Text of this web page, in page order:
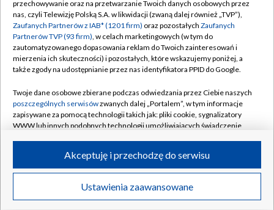
Abonament TVP
Emisja w TVP
Centrum informacji TVP
Naziemna Telewizja Cyfrowa
Rada Programowa
System NOS
Informacje o nadawcy
Program dla prasy
Ogłoszenie przetargowe
Regulamin TVP
Polityka prywatności
Moje zgody
Pomoc
Kontakt
Kanały
©2026 Telewizja Polska S.A. w likwidacji
przechowywanie oraz na przetwarzanie Twoich danych osobowych przez
nas, czyli Telewizję Polską S.A. w likwidacji (zwaną dalej również „TVP”),
Zaufanych Partnerów z IAB* (1201 firm) oraz pozostałych Zaufanych
Partnerów TVP (93 firm), w celach marketingowych (w tym do
zautomatyzowanego dopasowania reklam do Twoich zainteresowań i
mierzenia ich skuteczności) i pozostałych, które wskazujemy poniżej, a
także zgody na udostępnianie przez nas identyfikatora PPID do Google.
Twoje dane osobowe zbierane podczas odwiedzania przez Ciebie naszych
poszczególnych serwisówzwanych dalej „Portalem”, w tym informacje
zapisywane za pomocą technologii takich jak: pliki cookie, sygnalizatory
WWW lub innych podobnych technologii umożliwiających świadczenie
ruchu w Internecie.
Twoje dane osobowe zbierane podczas odwiedzania przez Ciebie
poszczególnych serwisówna Portalu, takie jak adresy IP, identyfikatory
Ustawienia zaawansowane
Akceptuję i przechodzę do serwisu